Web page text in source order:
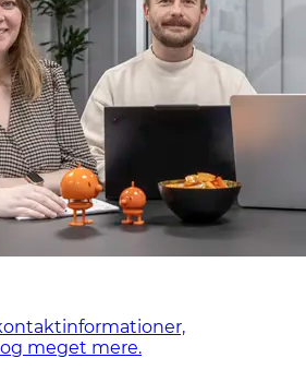
meget mere.